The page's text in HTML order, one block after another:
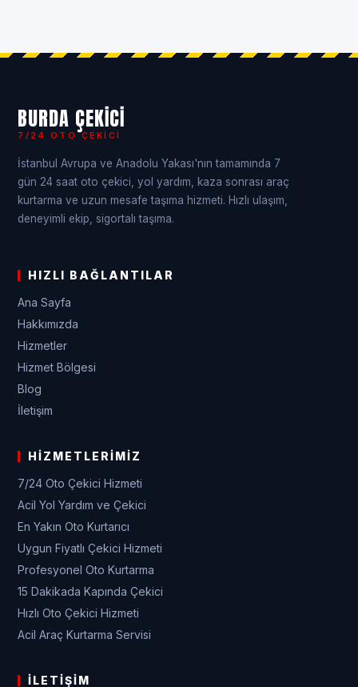
BURDA ÇEKICI
7/24 OTO ÇEKICI
İstanbul Avrupa ve Anadolu Yakası'nın tamamında 7
gün 24 saat oto çekici, yol yardım, kaza sonrası araç
kurtarma ve uzun mesafe taşıma hizmeti. Hızlı ulaşım,
deneyimli ekip, sigortalı taşıma.
HIZLI BAĞLANTILAR
Ana Sayfa
Hakkımızda
Hizmetler
Hizmet Bölgesi
Blog
İletişim
HIZMETLERIMIZ
7/24 Oto Çekici Hizmeti
Acil Yol Yardım ve Çekici
En Yakın Oto Kurtarıcı
Uygun Fiyatlı Çekici Hizmeti
Profesyonel Oto Kurtarma
15 Dakikada Kapında Çekici
Hızlı Oto Çekici Hizmeti
Acil Araç Kurtarma Servisi
İLETIŞIM